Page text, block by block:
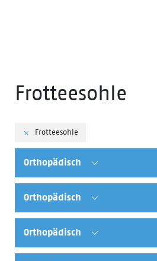
Frotteesohle
Frotteesohle
Orthopädisch
Orthopädisch
Orthopädisch